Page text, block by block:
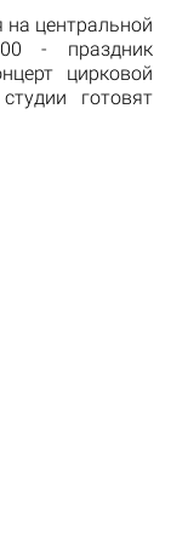
на центральной
- праздник
цирковой
студии
готовят